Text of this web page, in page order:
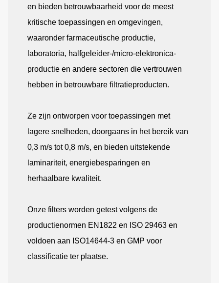
en bieden betrouwbaarheid voor de meest
kritische toepassingen en omgevingen,
waaronder farmaceutische productie,
laboratoria, halfgeleider-/micro-elektronica-
productie en andere sectoren die vertrouwen
hebben in betrouwbare filtratieproducten.
Ze zijn ontworpen voor toepassingen met
lagere snelheden, doorgaans in het bereik van
0,3 m/s tot 0,8 m/s, en bieden uitstekende
laminariteit, energiebesparingen en
herhaalbare kwaliteit.
Onze filters worden getest volgens de
productienormen EN1822 en ISO 29463 en
voldoen aan ISO14644-3 en GMP voor
classificatie ter plaatse.